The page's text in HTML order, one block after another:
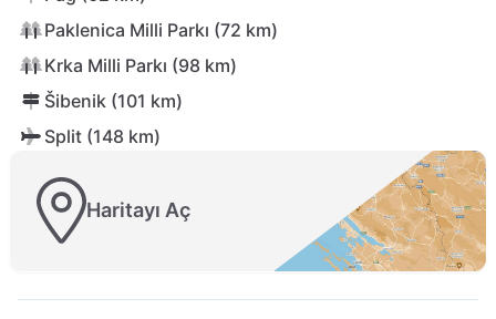
Paklenica Milli Parkı (72 km)
Krka Milli Parkı (98 km)
Šibenik (101 km)
Split (148 km)
Haritayı Aç